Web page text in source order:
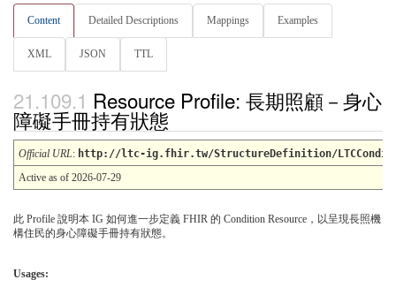
Content Detailed Descriptions Mappings Examples
XML JSON TTL
Resource Profile: 長期照顧－身心
障礙手冊持有狀態
Official URL: http://ltc-ig.fhir.tw/StructureDefinition/
Active as of 2026-07-29
此 Profile 說明本 IG 如何進一步定義 FHIR 的 Condition Resource，以呈現長照機
構住民的身心障礙手冊持有狀態。
Usages: